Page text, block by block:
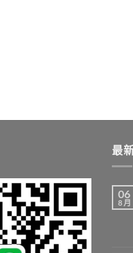
最
06
8 月